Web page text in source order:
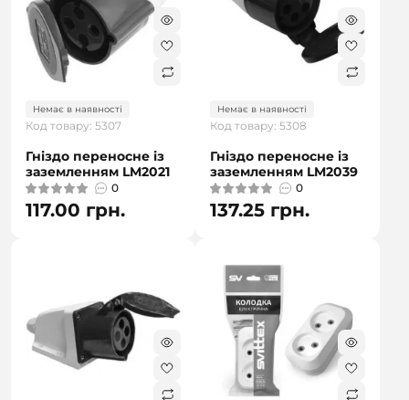
Немає в наявності
Код товару: 5307
Гніздо переносне із
заземленням LM2021
0
117.00 грн.
Немає в наявності
Код товару: 5308
Гніздо переносне із
заземленням LM2039
0
137.25 грн.